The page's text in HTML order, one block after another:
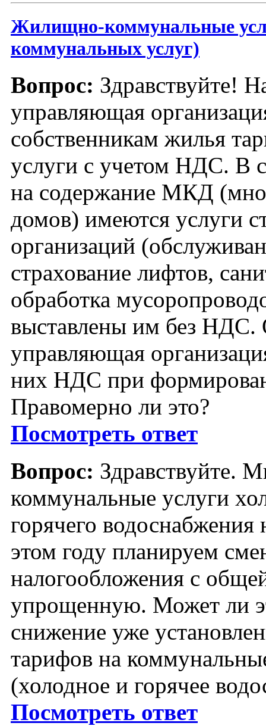
Жилищно-коммунальные
коммунальных услуг)
Вопрос: Здравствуйте!
управляющая
собственникам жилья
услуги с учетом НДС. В
на содержание МКД
домов) имеются услуги
организаций
страхование лифтов,
обработка
выставлены им без НДС.
управляющая
них НДС при
Правомерно ли это?
Посмотреть ответ
Вопрос: Здравствуйте.
коммунальные услуги
горячего
этом году планируем
налогообложения с
упрощенную. Может ли
снижение уже
тарифов на
(холодное и горячее
Посмотреть ответ